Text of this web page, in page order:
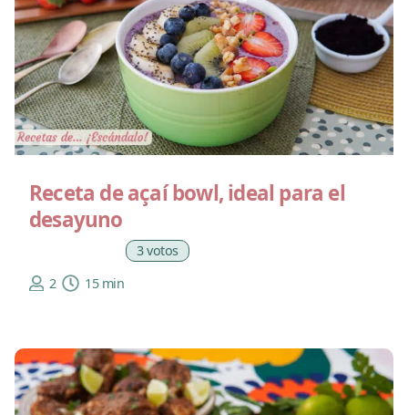
Receta de açaí bowl, ideal para el
desayuno
3 votos
2
15 min